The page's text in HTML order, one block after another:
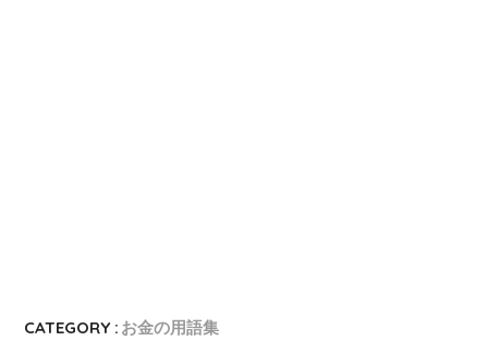
CATEGORY : お金の用語集